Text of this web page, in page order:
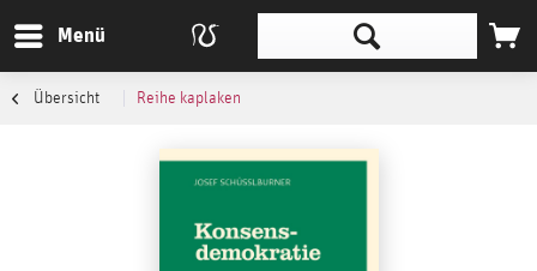
Menü
Übersicht Reihe kaplaken